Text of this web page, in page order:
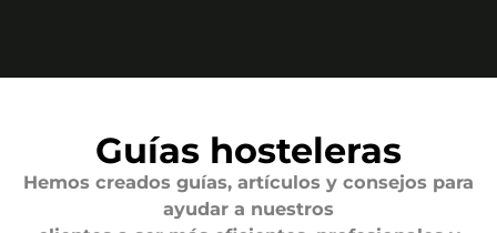
Guías hosteleras
Hemos creados guías, artículos y consejos para
ayudar a nuestros